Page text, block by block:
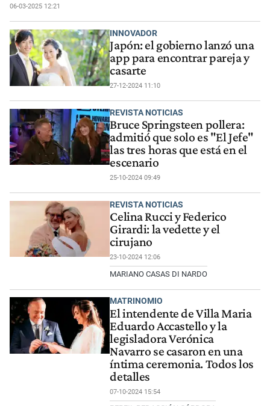
06-03-2025 12:21
INNOVADOR
Japón: el gobierno lanzó una
app para encontrar pareja y
casarte
27-12-2024 11:10
REVISTA NOTICIAS
Bruce Springsteen pollera:
admitió que solo es "El Jefe"
las tres horas que está en el
escenario
25-10-2024 09:49
REVISTA NOTICIAS
Celina Rucci y Federico
Girardi: la vedette y el
cirujano
23-10-2024 12:06
MARIANO CASAS DI NARDO
MATRINOMIO
El intendente de Villa Maria
Eduardo Accastello y la
legisladora Verónica
Navarro se casaron en una
íntima ceremonia. Todos los
detalles
07-10-2024 15:54